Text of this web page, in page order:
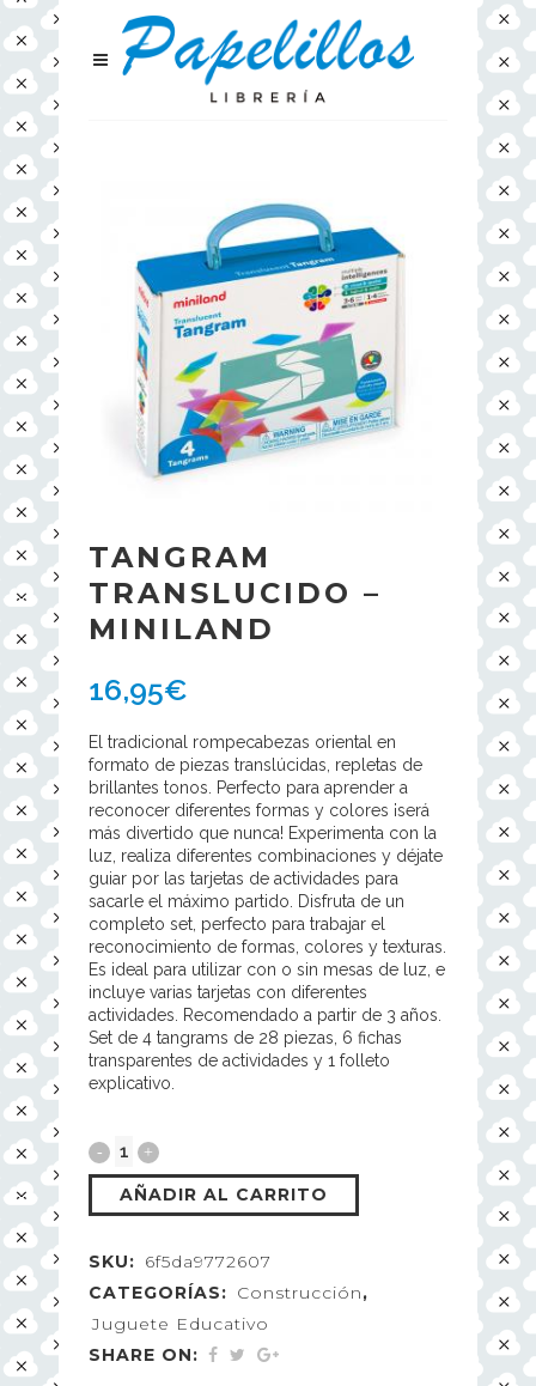
TANGRAM
TRANSLUCIDO –
MINILAND
16,95€
El tradicional rompecabezas oriental en
formato de piezas translúcidas, repletas de
brillantes tonos. Perfecto para aprender a
reconocer diferentes formas y colores ¡será
más divertido que nunca! Experimenta con la
luz, realiza diferentes combinaciones y déjate
guiar por las tarjetas de actividades para
sacarle el máximo partido. Disfruta de un
completo set, perfecto para trabajar el
reconocimiento de formas, colores y texturas.
Es ideal para utilizar con o sin mesas de luz, e
incluye varias tarjetas con diferentes
actividades. Recomendado a partir de 3 años.
Set de 4 tangrams de 28 piezas, 6 fichas
transparentes de actividades y 1 folleto
explicativo.
AÑADIR AL CARRITO
SKU: 6f5da9772607
CATEGORÍAS: Construcción,
Juguete Educativo
SHARE ON: